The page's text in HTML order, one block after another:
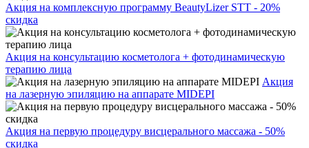
Акция на комплексную программу BeautyLizer STT - 20%
скидка
Акция на консультацию косметолога + фотодинамическую
терапию лица
Акция
на лазерную эпиляцию на аппарате MIDEPI
Акция на первую процедуру висцерального массажа - 50%
скидка